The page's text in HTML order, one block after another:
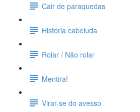
Cair de paraquedas
História cabeluda
Rolar / Não rolar
Mentira!
Virar-se do avesso